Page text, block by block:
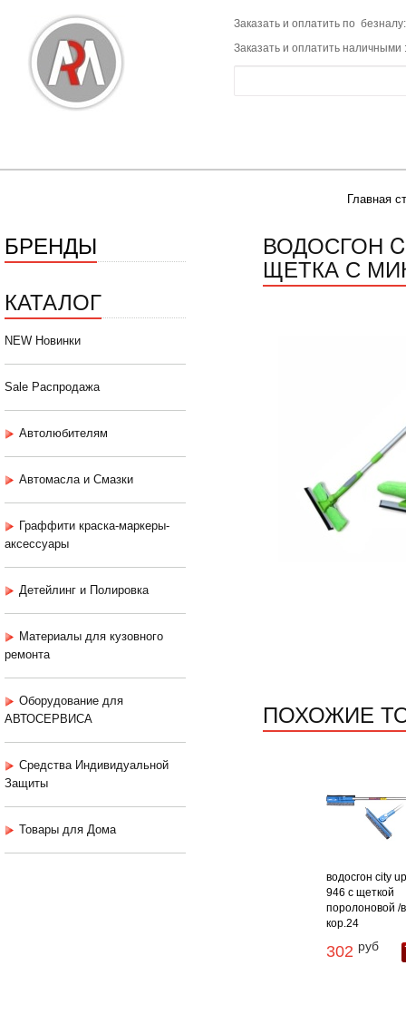
Заказать и оплатить по
Заказать и оплатить наличными
Главная
БРЕНДЫ
КАТАЛОГ
NEW Новинки
Sale Распродажа
Автолюбителям
Автомасла и Смазки
Граффити краска-маркеры-
аксессуары
Детейлинг и Полировка
Материалы для кузовного
ремонта
Оборудование для
АВТОСЕРВИСА
Средства Индивидуальной
Защиты
Товары для Дома
ВОДОСГОН
ЩЕТКА С
ПОХОЖИЕ
водосгон city
946 с щеткой
поролоновой /в
кор.24
302 руб